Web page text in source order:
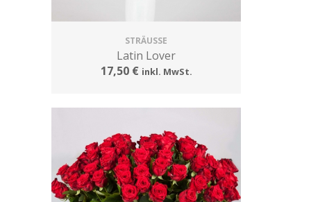
STRÄUSSE
Latin Lover
17,50 € inkl. MwSt.